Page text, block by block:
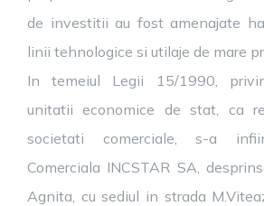
de investitii au fost amenajate
linii tehnologice si utilaje de mare
In temeiul Legii 15/1990,
unitatii economice de stat, ca
societati comerciale, s-a
Comerciala INCSTAR SA,
Agnita, cu sediul in strada